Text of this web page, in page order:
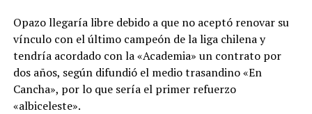
Opazo llegaría libre debido a que no aceptó renovar su
vínculo con el último campeón de la liga chilena y
tendría acordado con la «Academia» un contrato por
dos años, según difundió el medio trasandino «En
Cancha», por lo que sería el primer refuerzo
«albiceleste».